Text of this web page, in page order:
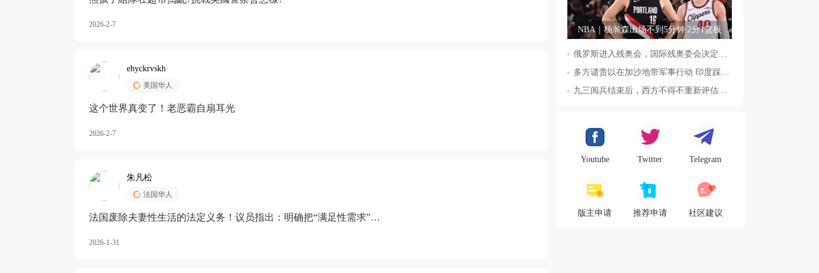
2026-2-7
ehyckrvskh
美国华人
这个世界真变了！老恶霸自扇耳光
2026-2-7
朱凡松
法国华人
法国废除夫妻性生活的法定义务！议员指出：明确把“满足性需求”排
2026-1-31
NBA｜杨瀚森出场不到5分钟 2分1篮板
Youtube Twitter Telegram
版主申请 推荐申请 社区建议